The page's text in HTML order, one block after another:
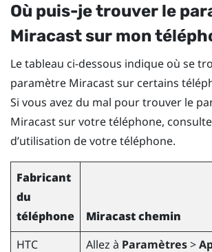
Où puis-je trouver le
Miracastsur mon
Le tableau ci-dessous indique où se
paramètre Miracastsur certains
Si vous avez du mal pour trouver le
Miracastsur votre téléphone,
d’utilisation de votre téléphone.
Fabricant
du
téléphone
Miracastchemin
HTC
Allez à Paramètres>